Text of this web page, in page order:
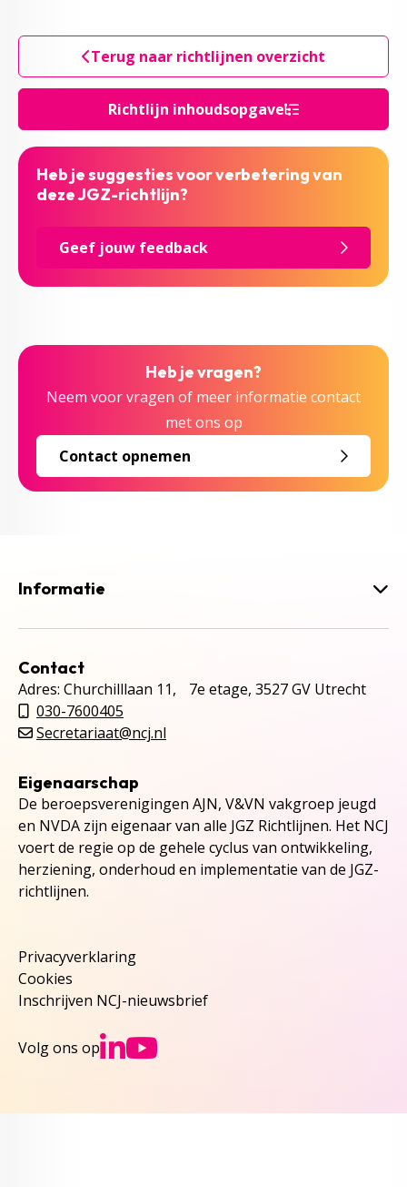
Richtlijn inhoudsopgave
Terug naar richtlijnen overzicht
Heb je suggesties voor verbetering van
deze JGZ-richtlijn?
Geef jouw feedback
Heb je vragen?
Neem voor vragen of meer informatie contact
met ons op
Contact opnemen
Informatie
Contact
Adres: Churchilllaan 11, 7e etage, 3527 GV Utrecht
030-7600405
Secretariaat@ncj.nl
Eigenaarschap
De beroepsverenigingen AJN, V&VN vakgroep jeugd
en NVDA zijn eigenaar van alle JGZ Richtlijnen. Het NCJ
voert de regie op de gehele cyclus van ontwikkeling,
herziening, onderhoud en implementatie van de JGZ-
richtlijnen.
Privacyverklaring
Cookies
Inschrijven NCJ-nieuwsbrief
Volg ons op Ga naar NCJs